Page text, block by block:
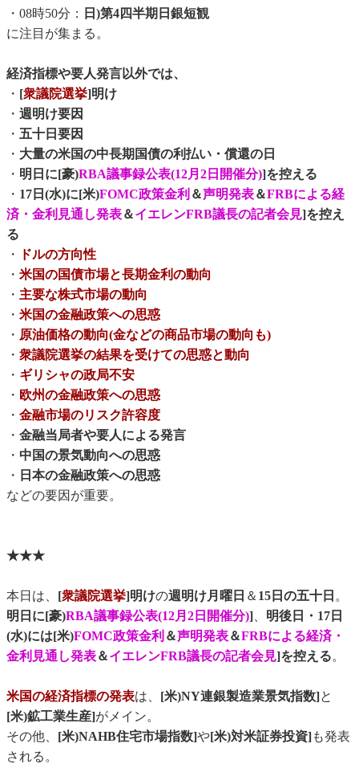
・08時50分：
日)第4四半期日銀短観
に注目が集まる。
経済指標や要人発言以外では、
・ [衆議院選挙]明け
・ 週明け要因
・ 五十日要因
・ 大量の米国の中長期国債の利払い・償還の日
・ 明日に[豪)RBA議事録公表(12月2日開催分)]を控える
・ 17日(水)に[米)FOMC政策金利 ＆声明発表＆FRBによる経
済・金利見通し発表＆イエレンFRB議長の記者会見]を控え
る
・
ドルの方向性
・ 米国の国債市場と長期金利の動向
・ 主要な株式市場の動向
・ 米国の金融政策への思惑
・ 原油価格の動向(金などの商品市場の動向も)
・ 衆議院選挙の結果を受けての思惑と動向
・ ギリシャの政局不安
・ 欧州の金融政策への思惑
・ 金融市場のリスク許容度
・ 金融当局者や要人による発言
・ 中国の景気動向への思惑
・ 日本の金融政策への思惑
などの要因が重要。
★★★
本日は、 [衆議院選挙]明けの週明け月曜日 ＆ 15日の五十日 。
明日に[豪)RBA議事録公表(12月2日開催分)]、 明後日・17日
(水)には[米)FOMC政策金利 ＆声明発表＆FRBによる経済・
金利見通し発表＆イエレンFRB議長の記者会見]を控える。
米国の経済指標の発表は、 [米)NY連銀製造業景気指数]と
[米)鉱工業生産]がメイン。
その他、 [米)NAHB住宅市場指数]や[米)対米証券投資]も発表
される。